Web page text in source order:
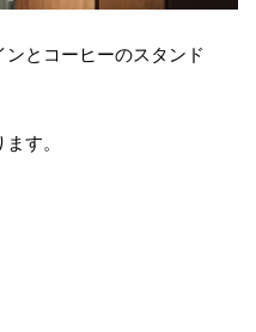
とコーヒーのスタンド
す。